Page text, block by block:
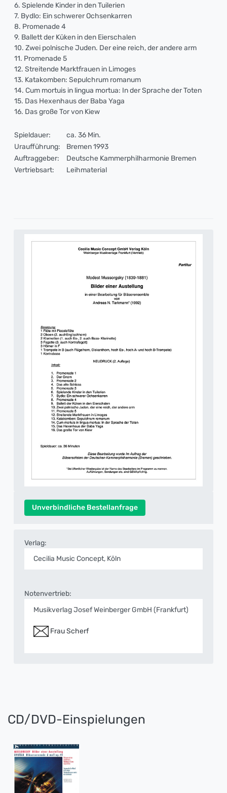
6. Spielende Kinder in den Tuilerien
7. Bydlo: Ein schwerer Ochsenkarren
8. Promenade 4
9. Ballett der Küken in den Eierschalen
10. Zwei polnische Juden. Der eine reich, der andere arm
11. Promenade 5
12. Streitende Marktfrauen in Limoges
13. Katakomben: Sepulchrum romanum
14. Cum mortuis in lingua mortua: In der Sprache der Toten
15. Das Hexenhaus der Baba Yaga
16. Das große Tor von Kiew
Spieldauer:
ca. 36 Min.
Uraufführung:
Bremen 1993
Auftraggeber:
Deutsche Kammerphilharmonie Bremen
Vertriebsart:
Leihmaterial
Unverbindliche Bestellanfrage
Verlag:
Cecilia Music Concept, Köln
Notenvertrieb:
Musikverlag Josef Weinberger GmbH (Frankfurt)
Frau Scherf
CD/DVD-Einspielungen